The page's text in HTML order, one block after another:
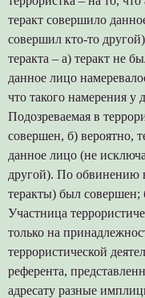
теракт совершило
совершил кто-то
теракта – а) теракт не
данное лицо
что такого намерения у
Подозреваемая в
совершен, б) вероятно,
данное лицо (не
другой). По обвинению
теракты) был совершен;
Участница
только на
террористической
референта,
адресату разные